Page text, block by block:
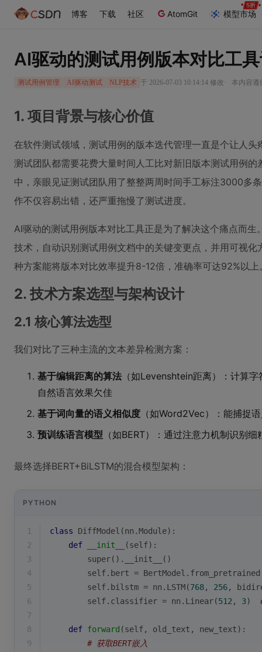
博客 下载 社区 AtomGit 模型市场
AI驱动的测试用例版本对比工
测试用例管理 AI驱动测试 NLP技术 于 2026-07-03 10:14:14 修改 · 本内容遵
1. 项目背景与核心价值
在软件测试领域，测试用例的版本迭代管理一直是个让人
测试团队都需要花费大量时间人工比对新旧版本测试用例
中，亲眼见证测试团队用了整整两周时间手工标注3000
作不仅容易出错，还严重拖慢了测试进度。
AI驱动的测试用例版本对比工具正是为了解决这个痛点而
技术，自动识别测试用例文档中的关键变更点，并用可视
种方案能将版本对比效率提升8-12倍，准确率可达92%以上
2. 技术方案选型与架构设计
2.1 核心算法选型
我们对比了三种主流的文本差异检测方案：
基于编辑距离的算法 （如Levenshtein距离）：计算
自然语言效果欠佳
基于词向量的语义相似度 （如Word2Vec）：能捕捉
预训练语言模型 （如BERT）：通过注意力机制识别
最终选择BERT+BiLSTM的混合模型架构：
PYTHON
1 class DiffModel (nn.Module):
2
def __init__ (self):
3
super().__init__()
4
self.bert =
5
        self.bilstm = nn.LSTM(
768, 256,
6
        self.classifier = nn.Linear(
512 , 3)
7
8
def forward (self, old_text, new_text):
9
# 获取BERT嵌入